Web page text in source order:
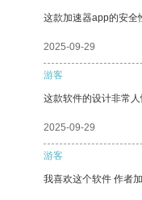
这款加速器app的安全
2025-09-29
游客
这款软件的设计非常人
2025-09-29
游客
我喜欢这个软件 作者